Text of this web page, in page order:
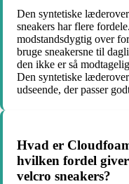
Den syntetiske
sneakers har flere
modstandsdygtig over
bruge sneakersne til
den ikke er så
Den syntetiske
udseende, der passer
Hvad er
hvilken fordel
velcro sneakers?